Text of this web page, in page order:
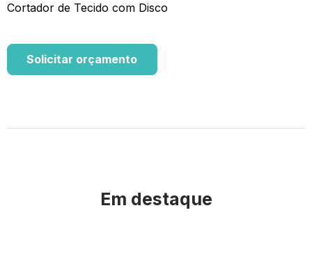
Cortador de Tecido com Disco
Solicitar orçamento
Em destaque